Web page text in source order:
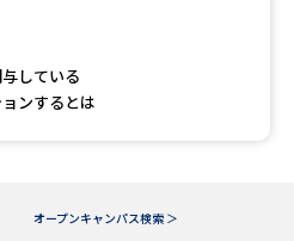
している
ンするとは
オープンキャンパス検索 ＞